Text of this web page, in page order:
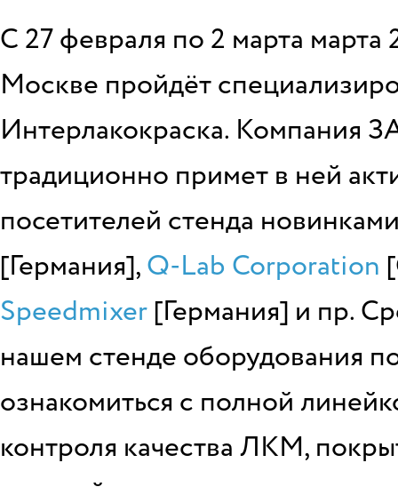
С 27 февраля по 2 марта
Москве пройдёт
Интерлакокраска. Компания
традиционно примет в ней
посетителей стенда
[Германия],Q-Lab Corporation
Speedmixer [Германия] и пр.
нашем стенде оборудования
ознакомиться с полной
контроля качества ЛКМ,